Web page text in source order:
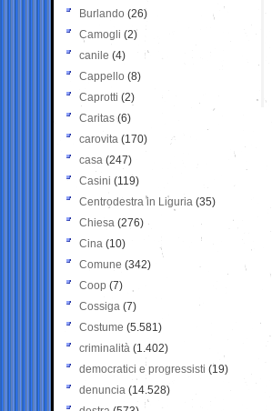
Burlando (26)
Camogli (2)
canile (4)
Cappello (8)
Caprotti (2)
Caritas (6)
carovita (170)
casa (247)
Casini (119)
Centrodestra in Liguria (35)
Chiesa (276)
Cina (10)
Comune (342)
Coop (7)
Cossiga (7)
Costume (5.581)
criminalità (1.402)
democratici e progressisti (19)
denuncia (14.528)